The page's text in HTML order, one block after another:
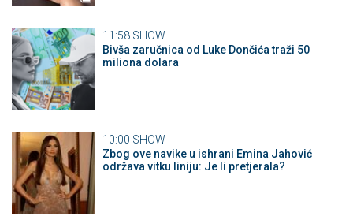
11:58 SHOW
Bivša zaručnica od Luke Dončića traži 50
miliona dolara
10:00 SHOW
Zbog ove navike u ishrani Emina Jahović
održava vitku liniju: Je li pretjerala?